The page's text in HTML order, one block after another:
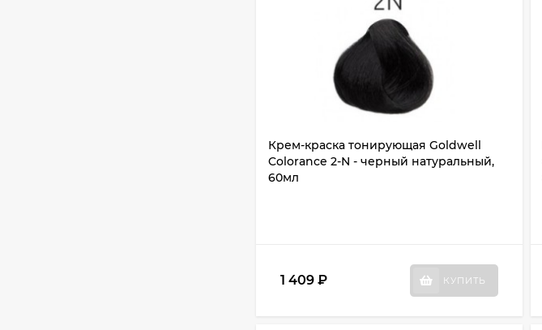
Крем-краска тонирующая Goldwell
Colorance 2-N - черный натуральный,
60мл
1 409 ₽ КУПИТЬ